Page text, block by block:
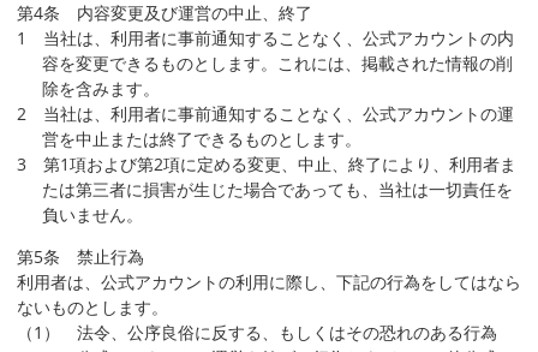
第4条 内容変更及び運営の中止、終了
1 当社は、利用者に事前通知することなく、公式アカウントの内
容を変更できるものとします。これには、掲載された情報の削
除を含みます。
2 当社は、利用者に事前通知することなく、公式アカウントの運
営を中止または終了できるものとします。
3 第1項および第2項に定める変更、中止、終了により、利用者ま
たは第三者に損害が生じた場合であっても、当社は一切責任を
負いません。
第5条 禁止行為
利用者は、公式アカウントの利用に際し、下記の行為をしてはなら
ないものとします。
（1） 法令、公序良俗に反する、もしくはその恐れのある行為